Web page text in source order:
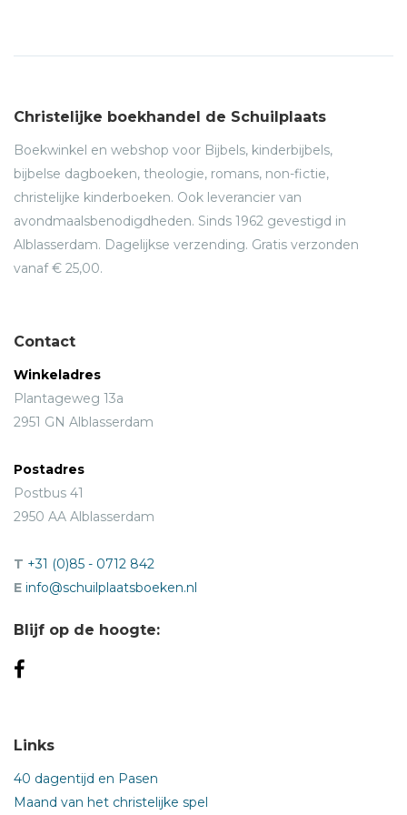
Christelijke boekhandel de Schuilplaats
Boekwinkel en webshop voor Bijbels, kinderbijbels,
bijbelse dagboeken, theologie, romans, non-fictie,
christelijke kinderboeken. Ook leverancier van
avondmaalsbenodigdheden. Sinds 1962 gevestigd in
Alblasserdam. Dagelijkse verzending. Gratis verzonden
vanaf € 25,00.
Contact
Winkeladres
Plantageweg 13a
2951 GN Alblasserdam
Postadres
Postbus 41
2950 AA Alblasserdam
T +31 (0)85 - 0712 842
E info@schuilplaatsboeken.nl
Blijf op de hoogte:
Links
40 dagentijd en Pasen
Maand van het christelijke spel